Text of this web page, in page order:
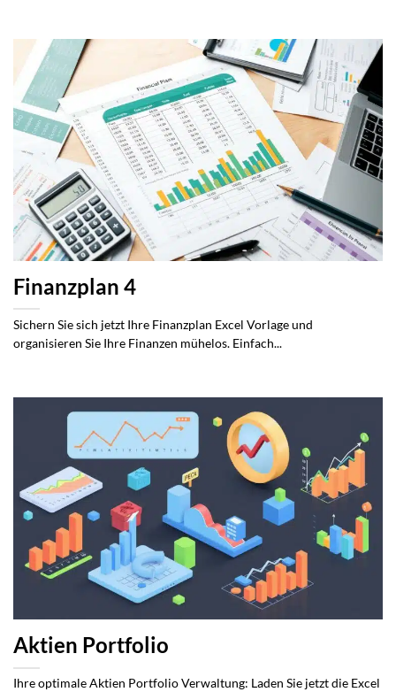
Finanzplan 4
Sichern Sie sich jetzt Ihre Finanzplan Excel Vorlage und
organisieren Sie Ihre Finanzen mühelos. Einfach...
Aktien Portfolio
Ihre optimale Aktien Portfolio Verwaltung: Laden Sie jetzt die Excel